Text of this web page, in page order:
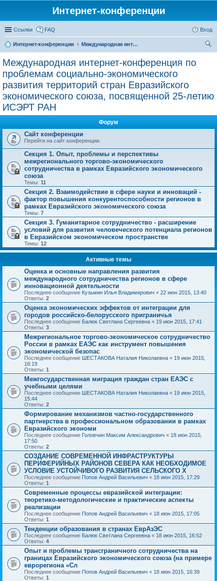
Интернет-конференции
Ссылки FAQ Вход
Интернет-конференции
Международная интернет-конференция по проблемам социально-экономического развития территорий стран Евразийского экономического союза, посвященной 25-летию ИСЭРТ РАН
Международная интернет-конференция по
проблемам социально-экономического
развития территорий стран Евразийского
экономического союза, посвященной 25-летию
ИСЭРТ РАН
Форум
Сайт конференции
Перейти на сайт конференции.
Секция 1. Опыт, проблемы и перспективы
межрегионального торгово-экономического
сотрудничества в рамках Евразийского экономического
союза
Темы: 11
Секция 2. Взаимодействие в сфере науки и инноваций -
фактор повышения конкурентоспособности регионов в
рамках Евразийского экономического союза
Темы: 7
Секция 3. Гуманитарное сотрудничество - расширение
условий для развития человеческого потенциала регионов
в Евразийском экономическом пространстве
Темы: 12
Активные темы
Оценка и основные направления развития
международного сотрудничества регионов в сфере
инновационной деятельности
Последнее сообщение Кузьмин Илья Владимирович « 22 июн 2015, 13:40
Ответы: 2
Оценка экономических эффектов от интеграции для
городов российско-белорусского приграничья
Последнее сообщение Балюк Светлана Сергеевна « 19 июн 2015, 17:41
Ответы: 3
Межрегиональное торгово-экономическое сотрудничество
России в рамках ЕАЭС как инструмент повышения
экономической безопас
Последнее сообщение ШЕСТАКОВА Наталия Николаевна « 19 июн 2015,
16:19
Ответы: 1
Межгосударственная миграция граждан стран ЕАЭС с
учебными целями
Последнее сообщение ШЕСТАКОВА Наталия Николаевна « 19 июн 2015,
15:44
Ответы: 2
Формирование механизмов частно-государственного
партнерства в профессиональном образовании в рамках
Евразийского экономи
Последнее сообщение Головчин Максим Александрович « 18 июн 2015,
17:50
Ответы: 2
СОЗДАНИЕ СОВРЕМЕННОЙ ИНФРАСТРУКТУРЫ
ПЕРИФЕРИЙНЫХ РАЙОНОВ СЕВЕРА КАК НЕОБХОДИМОЕ
УСЛОВИЕ УСТОЙЧИВОГО РАЗВИТИЯ СЕЛЬСКОГО Х
Последнее сообщение Попов Андрей Васильевич « 18 июн 2015, 17:29
Ответы: 1
Современные процессы евразийской интеграции:
теоретико-методологические и практические аспекты
реализации
Последнее сообщение Попов Андрей Васильевич « 18 июн 2015, 17:05
Ответы: 1
Тенденции образования в странах ЕврАзЭС
Последнее сообщение Балюк Светлана Сергеевна « 18 июн 2015, 16:52
Ответы: 4
Опыт и проблемы трансграничного сотрудничества на
границах Евразийского экономического союза (на примере
еврорегиона «Сл
Последнее сообщение Попов Андрей Васильевич « 18 июн 2015, 16:39
Ответы: 1